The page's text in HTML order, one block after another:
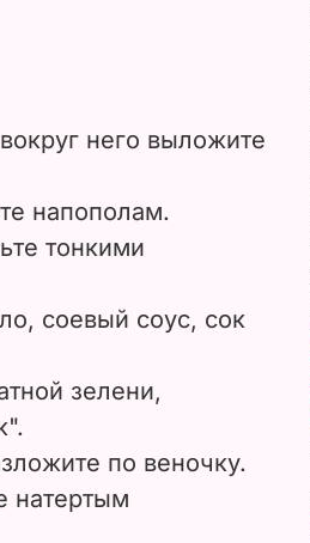
него выложите
напополам.
тонкими
соевый соус, сок
зелени,
по веночку.
натертым